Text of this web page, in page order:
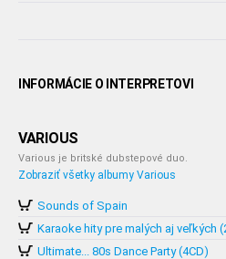
INFORMÁCIE O INTERPRETOVI
VARIOUS
Various je britské dubstepové duo.
Zobraziť všetky albumy Various
Sounds of Spain
Karaoke hity pre malých aj veľkých
Ultimate... 80s Dance Party (4CD)